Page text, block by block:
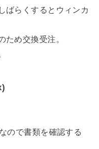
ばらくするとウィンカ
ため交換受注。
ので書類を確認する